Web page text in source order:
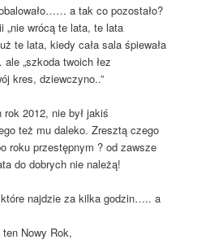
a tak co pozostało?
„nie wrócą te lata, te lata
te lata, kiedy cała sala śpiewała
„szkoda twoich łez
kres, dziewczyno..”
2012, nie był jakiś
też mu daleko. Zresztą czego
roku przestępnym ? od zawsze
do dobrych nie należą!
najdzie za kilka godzin….. a
Nowy Rok,